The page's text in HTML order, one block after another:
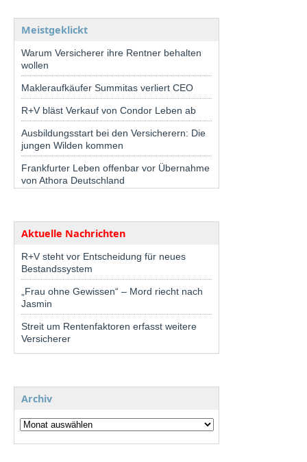
Meistgeklickt
Warum Versicherer ihre Rentner behalten
wollen
Makleraufkäufer Summitas verliert CEO
R+V bläst Verkauf von Condor Leben ab
Ausbildungsstart bei den Versicherern: Die
jungen Wilden kommen
Frankfurter Leben offenbar vor Übernahme
von Athora Deutschland
Aktuelle Nachrichten
R+V steht vor Entscheidung für neues
Bestandssystem
„Frau ohne Gewissen“ – Mord riecht nach
Jasmin
Streit um Rentenfaktoren erfasst weitere
Versicherer
Archiv